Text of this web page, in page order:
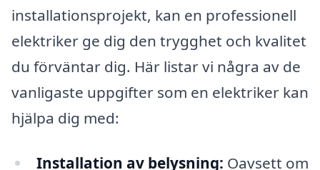
installationsprojekt, kan en professionell
elektriker ge dig den trygghet och kvalitet
du förväntar dig. Här listar vi några av de
vanligaste uppgifter som en elektriker kan
hjälpa dig med:
Installation av belysning: Oavsett om